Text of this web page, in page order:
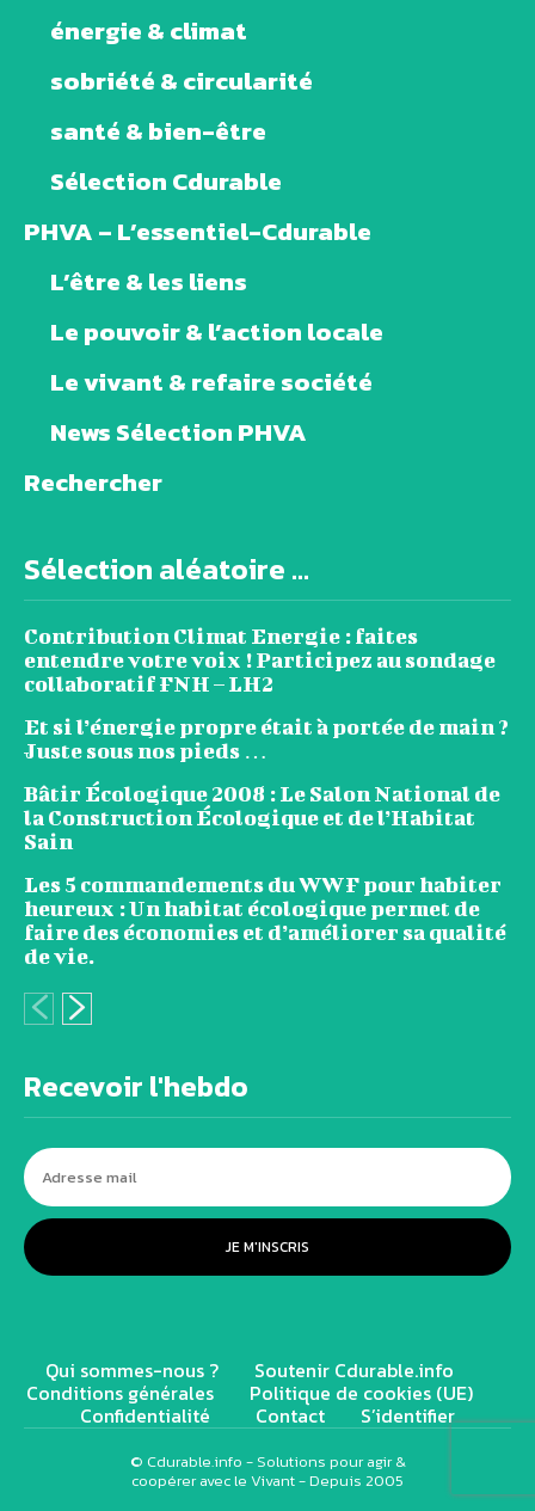
énergie & climat
sobriété & circularité
santé & bien-être
Sélection Cdurable
PHVA – L’essentiel-Cdurable
L’être & les liens
Le pouvoir & l’action locale
Le vivant & refaire société
News Sélection PHVA
Rechercher
Sélection aléatoire ...
Contribution Climat Energie : faites
entendre votre voix ! Participez au sondage
collaboratif FNH – LH2
Et si l’énergie propre était à portée de main ?
Juste sous nos pieds …
Bâtir Écologique 2008 : Le Salon National de
la Construction Écologique et de l’Habitat
Sain
Les 5 commandements du WWF pour habiter
heureux : Un habitat écologique permet de
faire des économies et d’améliorer sa qualité
de vie.
Recevoir l'hebdo
JE M'INSCRIS
Qui sommes-nous ? Soutenir Cdurable.info
Conditions générales Politique de cookies (UE)
Confidentialité Contact S’identifier
© Cdurable.info - Solutions pour agir &
coopérer avec le Vivant - Depuis 2005